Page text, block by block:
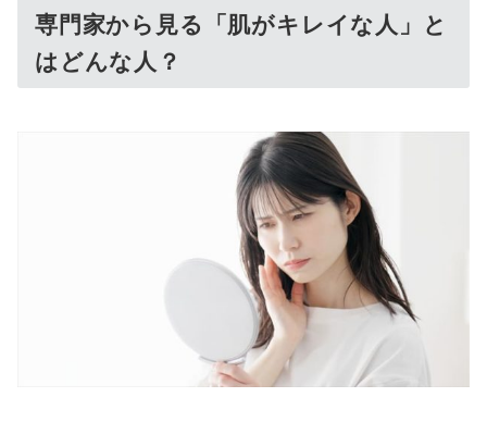
専門家から見る「肌がキレイな人」と
はどんな人？